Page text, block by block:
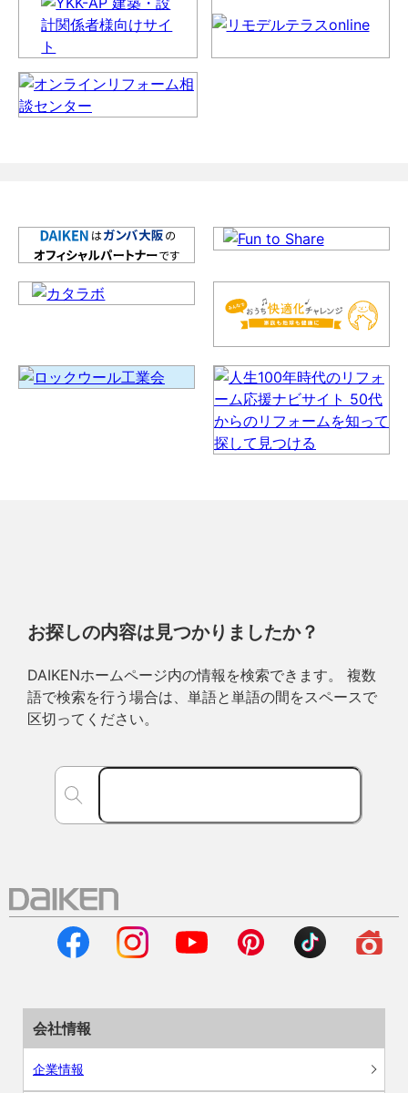
お探しの内容は見つかりましたか？
DAIKENホームページ内の情報を検索できます。 複数
語で検索を行う場合は、単語と単語の間をスペースで
区切ってください。
会社情報
企業情報